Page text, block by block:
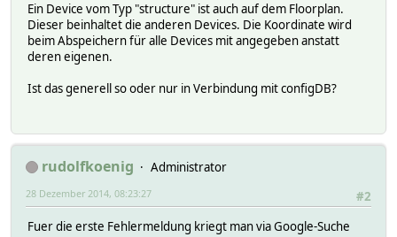
Ein Device vom Typ "structure" ist auch auf dem Floorplan.
Dieser beinhaltet die anderen Devices. Die Koordinate wird
beim Abspeichern für alle Devices mit angegeben anstatt
deren eigenen.
Ist das generell so oder nur in Verbindung mit configDB?
rudolfkoenig
Administrator
#2
28 Dezember 2014, 08:23:27
Fuer die erste Fehlermeldung kriegt man via Google-Suche